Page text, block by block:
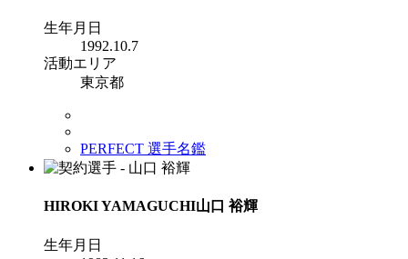
生年月日
1992.10.7
活動エリア
東京都
PERFECT 選手名鑑
HIROKI YAMAGUCHI山口 裕輝
生年月日